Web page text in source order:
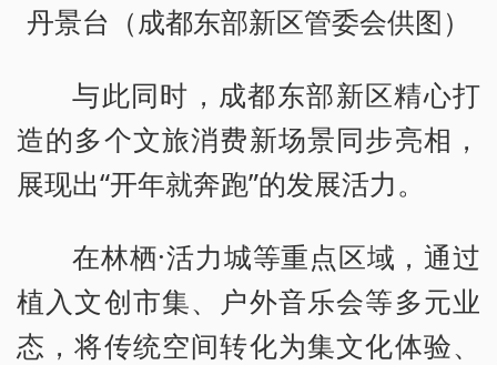
丹景台（成都东部新区管委会供图）
与此同时，成都东部新区精心打
造的多个文旅消费新场景同步亮相，
展现出“开年就奔跑”的发展活力。
在林栖·活力城等重点区域，通过
植入文创市集、户外音乐会等多元业
态，将传统空间转化为集文化体验、